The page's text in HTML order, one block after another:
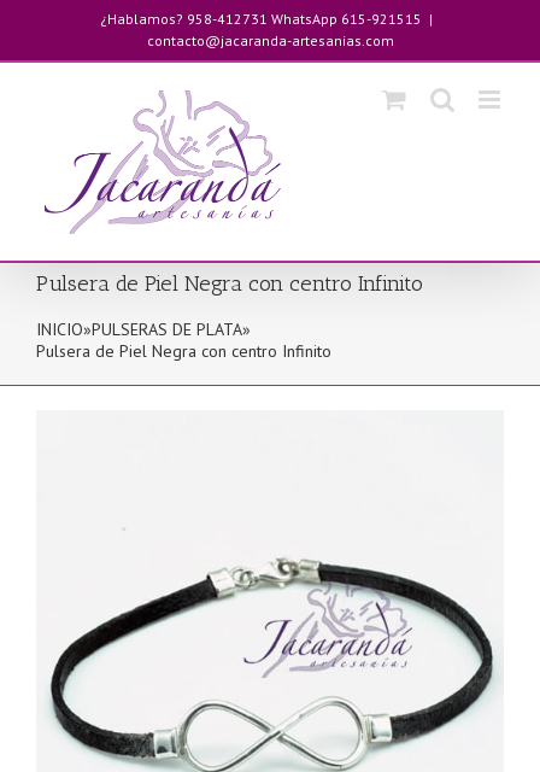
contenido
¿Hablamos? 958-412731 WhatsApp 615-921515 |
contacto@jacaranda-artesanias.com
Pulsera de Piel Negra con centro Infinito
INICIO»PULSERAS DE PLATA»
Pulsera de Piel Negra con centro Infinito